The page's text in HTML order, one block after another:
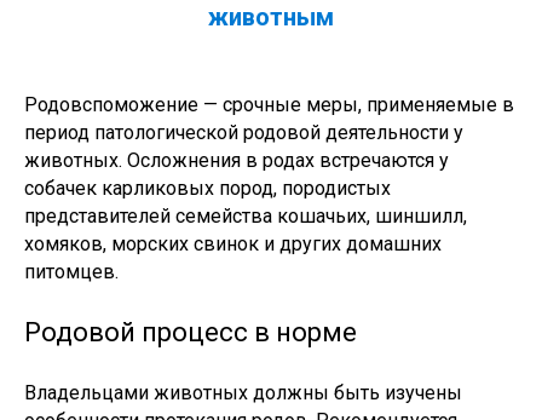
животным
Родовспоможение — срочные меры, применяемые в
период патологической родовой деятельности у
животных. Осложнения в родах встречаются у
собачек карликовых пород, породистых
представителей семейства кошачьих, шиншилл,
хомяков, морских свинок и других домашних
питомцев.
Родовой процесс в норме
Владельцами животных должны быть изучены